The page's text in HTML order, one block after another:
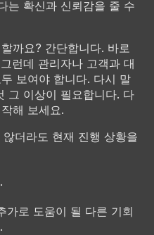
는 확신과 신뢰감을 줄 수
까요? 간단합니다. 바로
런데 관리자나 고객과 대
보여야 합니다. 다시 말
그 이상이 필요합니다. 다
해 보세요.
더라도 현재 진행 상황을
가로 도움이 될 다른 기회